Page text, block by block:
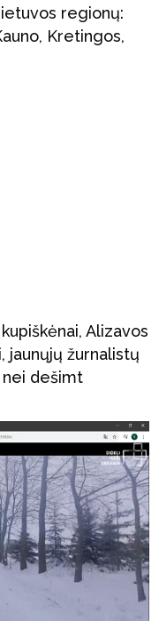
regionų:
Kretingos,
Alizavos
jaunųjų žurnalistų
nei dešimt